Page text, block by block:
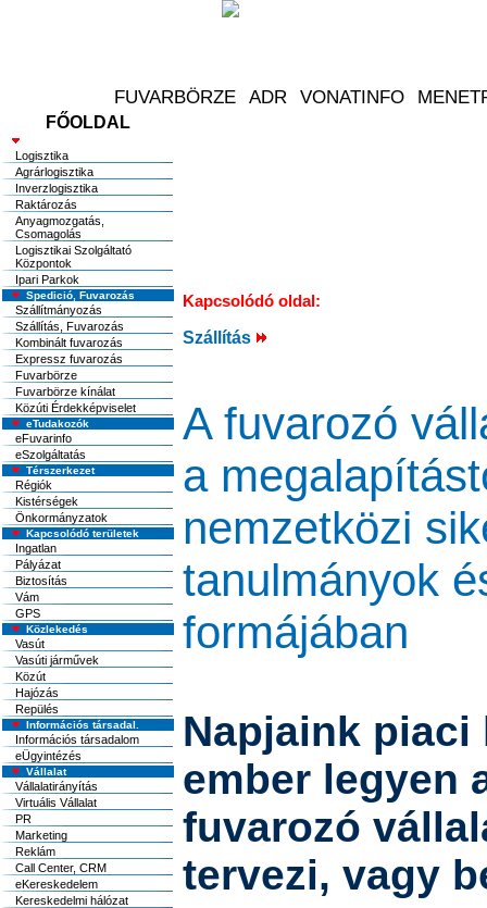
FŐOLDAL
Logisztika
Agrárlogisztika
Inverzlogisztika
Raktározás
Anyagmozgatás,
Csomagolás
Logisztikai Szolgáltató
Központok
Ipari Parkok
Spedició, Fuvarozás
Szállítmányozás
Szállítás, Fuvarozás
Kombinált fuvarozás
Expressz fuvarozás
Fuvarbörze
Fuvarbörze kínálat
Közúti Érdekképviselet
eTudakozók
eFuvarinfo
eSzolgáltatás
Térszerkezet
Régiók
Kistérségek
Önkormányzatok
Kapcsolódó területek
Ingatlan
Pályázat
Biztosítás
Vám
GPS
Közlekedés
Vasút
Vasúti járművek
Közút
Hajózás
Repülés
Információs társadal.
Információs társadalom
eÜgyintézés
Vállalat
Vállalatirányítás
Virtuális Vállalat
PR
Marketing
Reklám
Call Center, CRM
eKereskedelem
Kereskedelmi hálózat
Kapcsolódó oldal:
Szállítás
A fuvarozó
a
nemzetközi
tanulmányok
formájában
Napjaink piaci
ember legyen
fuvarozó
tervezi, vagy